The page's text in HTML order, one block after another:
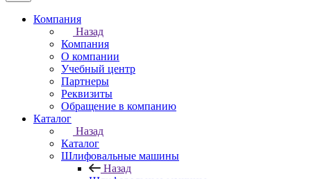
Компания
Назад
Компания
О компании
Учебный центр
Партнеры
Реквизиты
Обращение в компанию
Каталог
Назад
Каталог
Шлифовальные машины
Назад